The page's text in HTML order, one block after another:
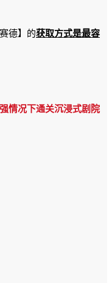
德】的获取方式是最容
情况下通关沉浸式剧院